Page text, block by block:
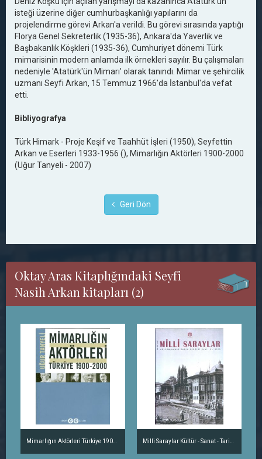
isteği üzerine diğer cumhurbaşkanlığı yapılarını da
projelendirme görevi Arkan'a verildi. Bu görevi sırasında yaptığı
Florya Genel Sekreterlik (1935-36), Ankara'da Yaverlik ve
Başbakanlık Köşkleri (1935-36), Cumhuriyet dönemi Türk
mimarisinin modern anlamda ilk örnekleri sayılır. Bu çalışmaları
nedeniyle 'Atatürk'ün Mimarı' olarak tanındı. Mimar ve şehircilik
uzmanı Seyfi Arkan, 15 Temmuz 1966'da İstanbul'da vefat
etti.
Bibliyografya
Türk Himark - Proje Keşif ve Taahhüt İşleri (1950), Seyfettin
Arkan ve Eserleri 1933-1956 (), Mimarlığın Aktörleri 1900-2000
(Uğur Tanyeli - 2007)
Geri Dön
Oktay Aras Kitaplığındaki Seyfi
Nasih Arkan kitapları (2)